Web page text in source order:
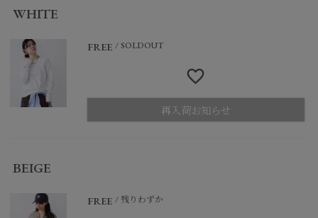
WHITE
FREE SOLDOUT
再入荷お知らせ
BEIGE
FREE 残りわずか